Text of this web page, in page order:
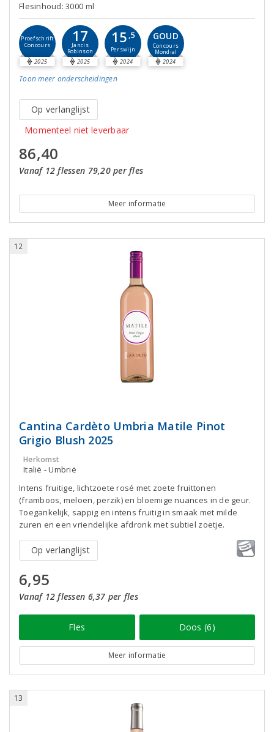
Flesinhoud: 3000 ml
Proefschrift
Concours
2025
17
Jancis
Robinson
2025
15 ,5
Perswijn
2024
GOUD
Concours
Mondial
2024
Toon meer onderscheidingen
Op verlanglijst
Momenteel niet leverbaar
86,40
Vanaf 12 flessen 79,20 per fles
Meer informatie
12
Cantina Cardèto Umbria Matile Pinot
Grigio Blush 2025
Herkomst
Italië - Umbrië
Intens fruitige, lichtzoete rosé met zoete fruittonen
(framboos, meloen, perzik) en bloemige nuances in de geur.
Toegankelijk, sappig en intens fruitig in smaak met milde
zuren en een vriendelijke afdronk met subtiel zoetje.
Op verlanglijst
6,95
Vanaf 12 flessen 6,37 per fles
Fles Doos (6)
Meer informatie
13